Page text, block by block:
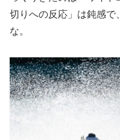
切りへの反応」は鈍感で
な。